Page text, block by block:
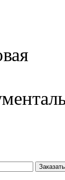
Заказать